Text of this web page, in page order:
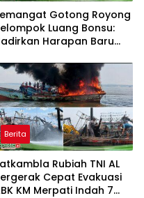
Gotong Royong
Luang Bonsu:
Harapan Baru
Berita
Rubiah TNI AL
Cepat Evakuasi
KM Merpati Indah 7